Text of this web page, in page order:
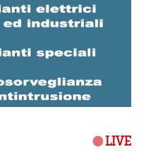
LIVE